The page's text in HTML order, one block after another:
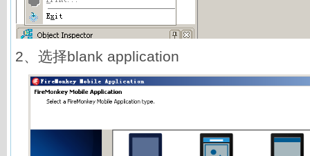
2、选择blank application